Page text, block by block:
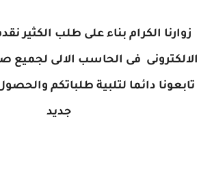
زوارنا الكرام بناء على طلب الكثير
الالكترونى فى الحاسب الالى لجميع
تابعونا دائما لتلبية طلباتكم
جديد